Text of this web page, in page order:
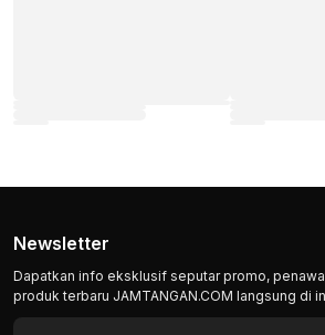
Newsletter
Dapatkan info eksklusif seputar promo,
produk terbaru JAMTANGAN.COM langsung di